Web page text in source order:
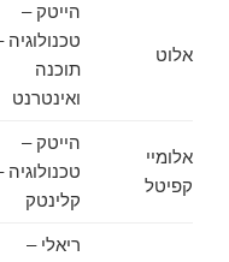
אלוט
הייטק –
טכנולוגיה –
תוכנה
ואינטרנט
אלומיי
קפיטל
הייטק –
טכנולוגיה –
קלינטק
ריאלי –